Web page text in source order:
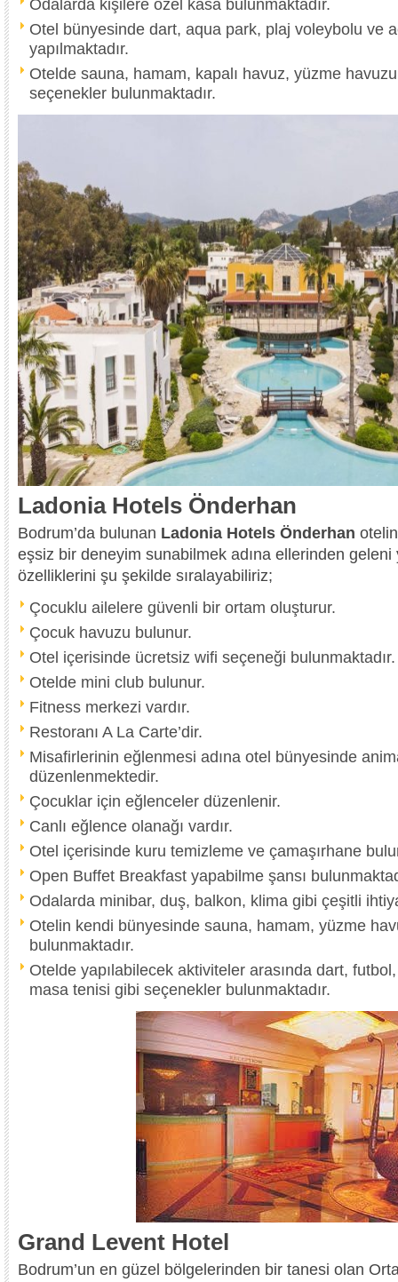
Odalarda kişilere özel kasa bulunmaktadır.
Otel bünyesinde dart, aqua park, plaj voleybolu ve
yapılmaktadır.
Otelde sauna, hamam, kapalı havuz, yüzme
seçenekler bulunmaktadır.
Ladonia Hotels Önderhan
Bodrum’da bulunan Ladonia Hotels Önderhan
eşsiz bir deneyim sunabilmek adına ellerinden geleni
özelliklerini şu şekilde sıralayabiliriz;
Çocuklu ailelere güvenli bir ortam oluşturur.
Çocuk havuzu bulunur.
Otel içerisinde ücretsiz wifi seçeneği bulunmaktadır.
Otelde mini club bulunur.
Fitness merkezi vardır.
Restoranı A La Carte’dir.
Misafirlerinin eğlenmesi adına otel bünyesinde
düzenlenmektedir.
Çocuklar için eğlenceler düzenlenir.
Canlı eğlence olanağı vardır.
Otel içerisinde kuru temizleme ve çamaşırhane
Open Buffet Breakfast yapabilme şansı
Odalarda minibar, duş, balkon, klima gibi çeşitli
Otelin kendi bünyesinde sauna, hamam, yüzme
bulunmaktadır.
Otelde yapılabilecek aktiviteler arasında dart,
masa tenisi gibi seçenekler bulunmaktadır.
Grand Levent Hotel
Bodrum’un en güzel bölgelerinden bir tanesi olan